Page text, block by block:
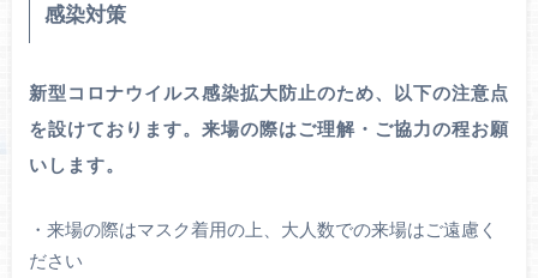
感染対策
新型コロナウイルス感染拡大防止のため、以下の注意点
を設けております。来場の際はご理解・ご協力の程お願
いします。
・来場の際はマスク着用の上、大人数での来場はご遠慮く
ださい